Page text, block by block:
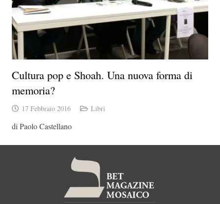
Cultura pop e Shoah. Una nuova forma di
memoria?
17 Febbraio 2016 Libri
di Paolo Castellano